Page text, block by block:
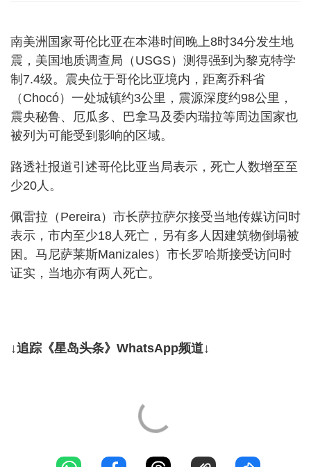
南美洲国家哥伦比亚在本港时间晚上8时34分发生地
震，美国地质调查局（USGS）测得强到为黎克特学
制7.4级。震央位于哥伦比亚境内，距离乔科省
（Chocó）一处城镇约3公里，震源深度约98公里，
震央秘鲁、厄瓜多、巴拿马及委内瑞拉等周边国家也
被列为可能受到影响的区域。
路透社报道引述哥伦比亚当局表示，死亡人数增至至
少20人。
佩雷拉（Pereira）市长萨拉萨尔接受当地传媒访问时
表示，市内至少18人死亡，另有多人因建筑物倒塌被
困。马尼萨莱斯Manizales）市长罗哈斯接受访问时
证实，当地亦有两人死亡。
↓追踪《星岛头条》WhatsApp频道↓